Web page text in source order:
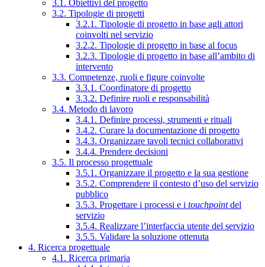
3.1. Obiettivi del progetto
3.2. Tipologie di progetti
3.2.1. Tipologie di progetto in base agli attori
coinvolti nel servizio
3.2.2. Tipologie di progetto in base al focus
3.2.3. Tipologie di progetto in base all’ambito di
intervento
3.3. Competenze, ruoli e figure coinvolte
3.3.1. Coordinatore di progetto
3.3.2. Definire ruoli e responsabilità
3.4. Metodo di lavoro
3.4.1. Definire processi, strumenti e rituali
3.4.2. Curare la documentazione di progetto
3.4.3. Organizzare tavoli tecnici collaborativi
3.4.4. Prendere decisioni
3.5. Il processo progettuale
3.5.1. Organizzare il progetto e la sua gestione
3.5.2. Comprendere il contesto d’uso del servizio
pubblico
3.5.3. Progettare i processi e i touchpointdel
servizio
3.5.4. Realizzare l’interfaccia utente del servizio
3.5.5. Validare la soluzione ottenuta
4. Ricerca progettuale
4.1. Ricerca primaria